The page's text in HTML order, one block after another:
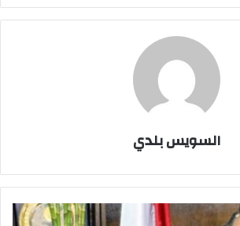
السويس بلدي